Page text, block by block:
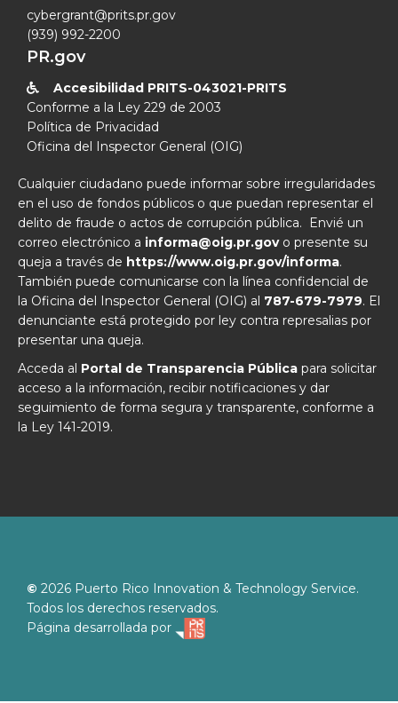
cybergrant@prits.pr.gov
(939) 992-2200
PR.gov

Accesibilidad PRITS-043021-PRITS
Conforme a la Ley 229 de 2003
Política de Privacidad
Oficina del Inspector General (OIG)
Cualquier ciudadano puede informar sobre irregularidades
en el uso de fondos públicos o que puedan representar el
delito de fraude o actos de corrupción pública. Envié un
correo electrónico a informa@oig.pr.govo presente su
queja a través de https://www.oig.pr.gov/informa.
También puede comunicarse con la línea confidencial de
la Oficina del Inspector General (OIG) al 787-679-7979. El
denunciante está protegido por ley contra represalias por
presentar una queja.
Acceda al Portal de Transparencia Pública para solicitar
acceso a la información, recibir notificaciones y dar
seguimiento de forma segura y transparente, conforme a
la Ley 141-2019.
© 2026 Puerto Rico Innovation & Technology Service.
Todos los derechos reservados.
Página desarrollada por